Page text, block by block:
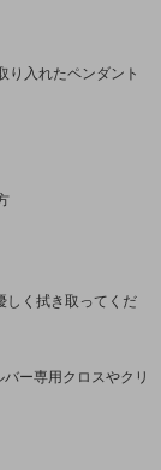
り入れたペンダント
しく拭き取ってくだ
ー専用クロスやクリ